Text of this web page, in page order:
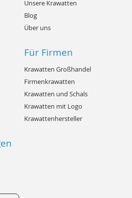
Unsere Krawatten
Blog
Über uns
Für Firmen
Krawatten Großhandel
Firmenkrawatten
Krawatten und Schals
Krawatten mit Logo
Krawattenhersteller